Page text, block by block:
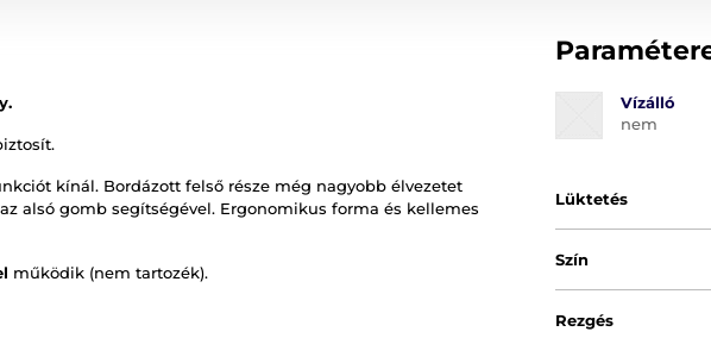
kínál. Bordázott felső része még nagyobb élvezetet
alsó gomb segítségével. Ergonomikus forma és kellemes
működik (nem tartozék).
Vízálló
nem
Lüktetés
Szín
Rezgés